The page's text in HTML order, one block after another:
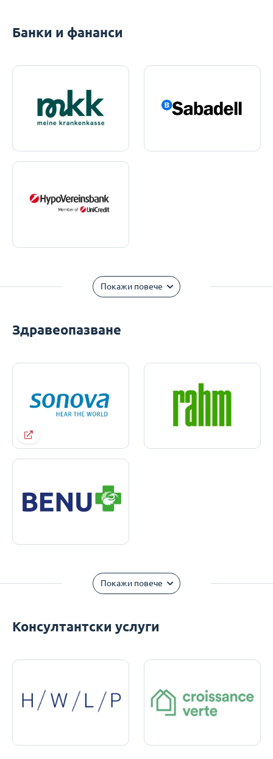
Банки и фананси
Покажи повече
Здравеопазване
Покажи повече
Консултантски услуги